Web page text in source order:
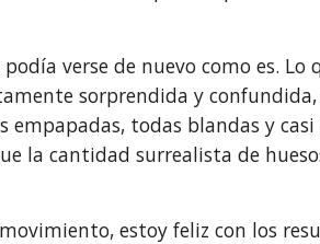
verse de nuevo como es.
sorprendida y
todas blandas y
la cantidad surrealista de
estoy feliz con los